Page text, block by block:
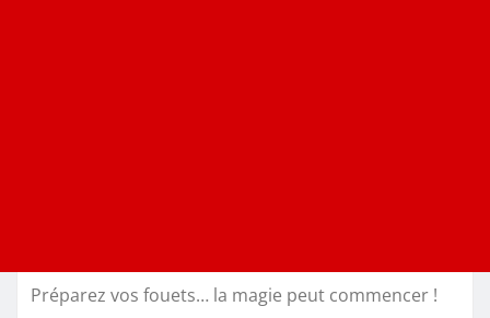
Préparez vos fouets… la magie peut commencer !